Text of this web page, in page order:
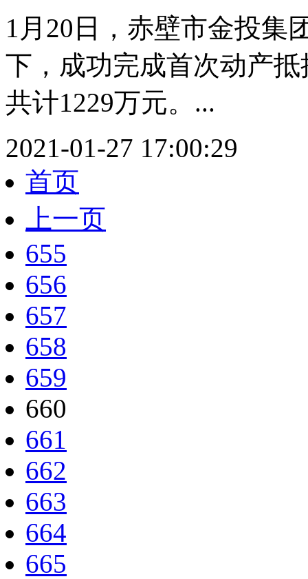
1月20日，赤壁市金投集
下，成功完成首次动产
共计1229万元。...
2021-01-27 17:00:29
首页
上一页
655
656
657
658
659
660
661
662
663
664
665